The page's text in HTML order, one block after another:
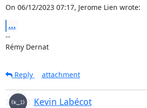
On 06/12/2023 07:17, Jerome Lien wrote:
...
--
Rémy Dernat
Reply
attachment
Kevin Labécot